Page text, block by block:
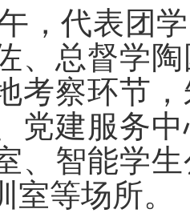
，代表团
、总督学
考察环节
党建服务
、智能学
等场所。